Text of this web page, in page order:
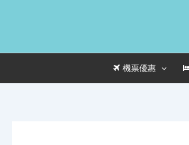
機票優惠